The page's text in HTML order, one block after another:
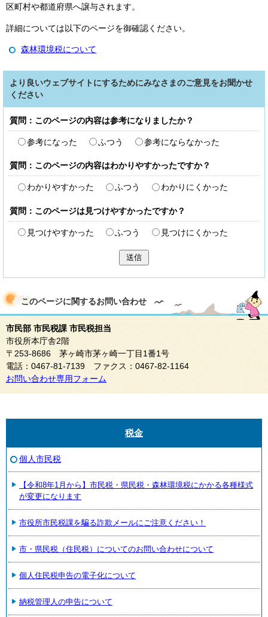
区町村や都道府県へ譲与されます。
詳細については以下のページを御確認ください。
森林環境税について
より良いウェブサイトにするためにみなさまのご意見をお聞かせ
ください
質問：このページの内容は参考になりましたか？
参考になった ふつう 参考にならなかった
質問：このページの内容はわかりやすかったですか？
わかりやすかった ふつう わかりにくかった
質問：このページは見つけやすかったですか？
見つけやすかった ふつう 見つけにくかった
送信
このページに関するお問い合わせ
市民部 市民税課 市民税担当
市役所本庁舎2階
〒253-8686 茅ヶ崎市茅ヶ崎一丁目1番1号
電話：0467-81-7139 ファクス：0467-82-1164
お問い合わせ専用フォーム
税金
個人市民税
【令和8年1月から】市民税・県民税・森林環境税にかかる各種様式
が変更になります
市役所市民税課を騙る詐欺メールにご注意ください！
市・県民税（住民税）についてのお問い合わせについて
個人住民税申告の電子化について
納税管理人の申告について